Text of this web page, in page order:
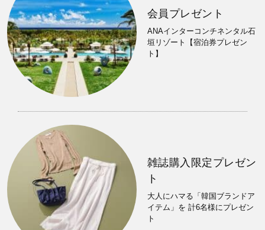
会員プレゼント
ANAインターコンチネンタル石
垣リゾート【宿泊券プレゼン
ト】
雑誌購入限定プレゼン
ト
大人にハマる「韓国ブランドア
イテム」を 計6名様にプレゼン
ト